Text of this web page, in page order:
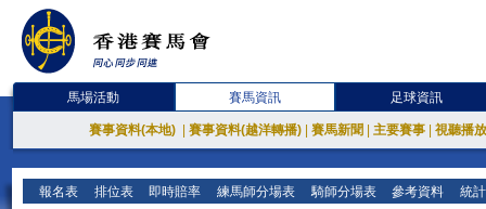
馬場活動 賽馬資訊 足球資訊
賽事資料(本地) 賽事資料(越洋轉播) 賽馬新聞 主要賽事 視聽播
報名表 排位表 即時賠率 練馬師分場表 騎師分場表 參考資料 統